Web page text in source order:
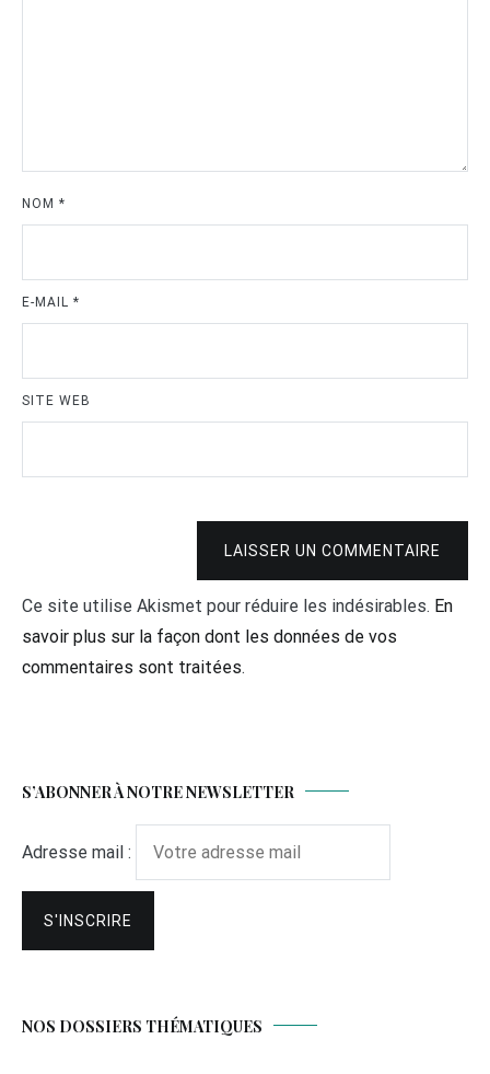
NOM *
E-MAIL *
SITE WEB
LAISSER UN COMMENTAIRE
Ce site utilise Akismet pour réduire les indésirables. En
savoir plus sur la façon dont les données de vos
commentaires sont traitées.
S’ABONNER À NOTRE NEWSLETTER
Adresse mail :
NOS DOSSIERS THÉMATIQUES